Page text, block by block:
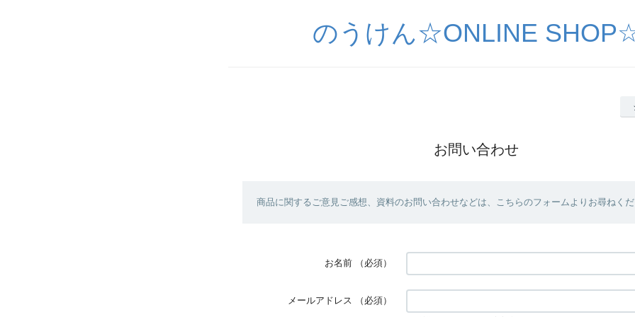
のうけん☆ONLINE
お問い合わせ
商品に関するご意見ご感想、資料のお問い合わせなどは、こちらのフォームよりお尋ねくだ
お名前 （必須）
メールアドレス （必須）